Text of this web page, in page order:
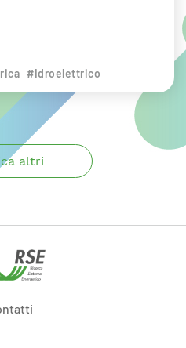
#Idroelettrico
altri